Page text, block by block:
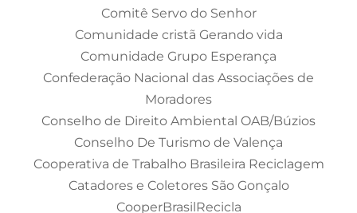
Comitê Servo do Senhor
Comunidade cristã Gerando vida
Comunidade Grupo Esperança
Confederação Nacional das Associações de
Moradores
Conselho de Direito Ambiental OAB/Búzios
Conselho De Turismo de Valença
Cooperativa de Trabalho Brasileira Reciclagem
Catadores e Coletores São Gonçalo
CooperBrasilRecicla